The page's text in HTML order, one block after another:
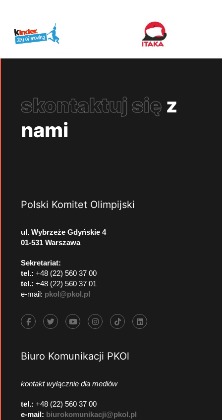
skontaktuj się z
nami
Polski Komitet Olimpijski
ul. Wybrzeże Gdyńskie 4
01-531 Warszawa
Sekretariat:
tel.: +48 (22) 560 37 00
tel.: +48 (22) 560 37 01
e-mail: pkol@pkol.pl
Biuro Komunikacji PKOl
kontakt wyłącznie dla mediów
tel.: +48 (22) 560 37 00
e-mail: biurokomunikacji@pkol.pl